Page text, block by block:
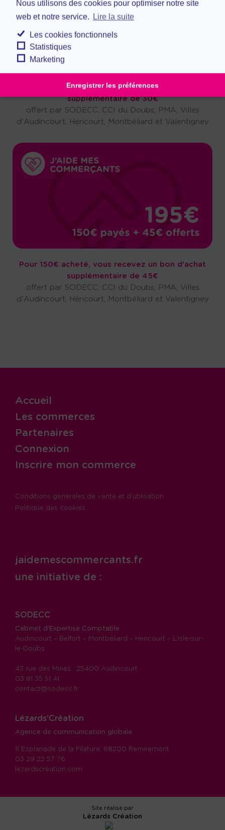
Nous utilisons des cookies pour optimiser notre site
web et notre service. Lire la suite
Les cookies fonctionnels
Statistiques
Marketing
Enregistrer les préférences
Pour 100€ acheté, vous recevez un bon d'achat
supplémentaire de 30€
offert par SODECC, CCI du Doubs, PMA, Villes
d'Audincourt, Héricourt, Montbéliard et Valentigney
Pour 150€ acheté, vous recevez un bon d'achat
supplémentaire de 45€
offert par SODECC, CCI du Doubs, PMA, Villes
d'Audincourt, Héricourt, Montbéliard et Valentigney
Accueil
Les commerces
Partenaires
Connexion
Inscrire mon commerce
Conditions générales de vente et d'utilisation
Politique des cookies
jaidemescommercants.fr
une initiative de :
SODECC
Cabinet d’Expertise Comptable
Audincourt – Belfort – Montbéliard – Héricourt – L’Isle-sur-
le-Doubs
43 rue des Mines , 25400 Audincourt
03 81 35 51 41
contact@sodecc.fr
Lézards'Création
Agence de communication globale
11 Esplanade de la Filature, 88200 Remiremont
03 29 22 57 76
lezardscreation.com
Site réalisé par
Lézards Création